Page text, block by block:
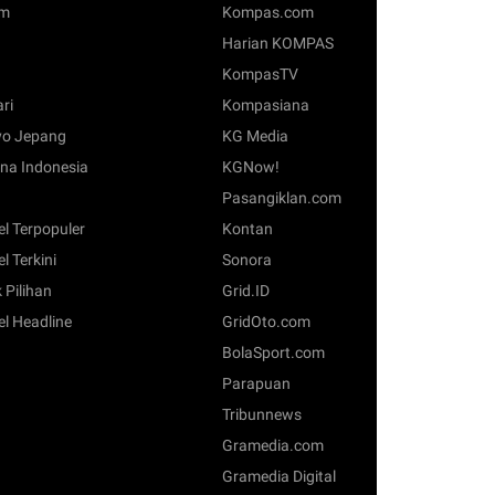
Jepang
Indonesia
Terpopuler
Terkini
Pilihan
Headline
Kompas.com
Harian KOMPAS
KompasTV
Kompasiana
KG Media
KGNow!
Pasangiklan.com
Kontan
Sonora
Grid.ID
GridOto.com
BolaSport.com
Parapuan
Tribunnews
Gramedia.com
Gramedia Digital